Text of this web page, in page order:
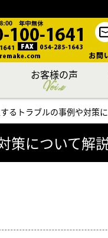
お客様の声
Voice
るトラブルの事例や対策
策について解